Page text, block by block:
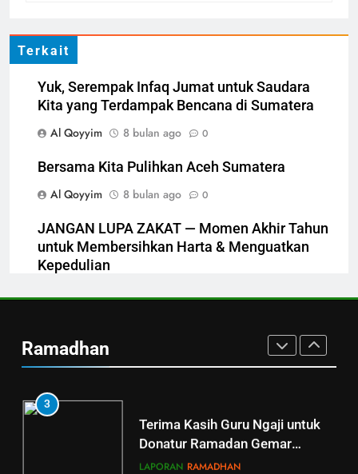
Terkait
Yuk, Serempak Infaq Jumat untuk Saudara
Kita yang Terdampak Bencana di Sumatera
Al Qoyyim
8 bulan ago 0
Bersama Kita Pulihkan Aceh Sumatera
Al Qoyyim
8 bulan ago 0
JANGAN LUPA ZAKAT — Momen Akhir Tahun
untuk Membersihkan Harta & Menguatkan
Kepedulian
Al Qoyyim
Ramadhan
Gemar Berbagi
LAPORAN RAMADHAN
6
Berkah dengan bayar fidyah
RAMADHAN
dan Guru Ngaji LAZ Al Qoyyim
Tahap 4 di Nguter
LAPORAN RAMADHAN
2 Jangkau Bulu, Tawangsari,
3
Terima Kasih Guru Ngaji untuk
Donatur Ramadan Gemar
LAPORAN RAMADHAN